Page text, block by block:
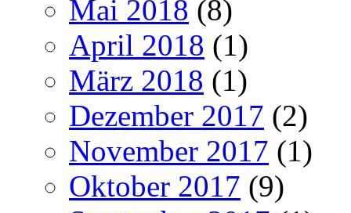
Mai 2018 (8)
April 2018 (1)
März 2018 (1)
Dezember 2017 (2)
November 2017 (1)
Oktober 2017 (9)